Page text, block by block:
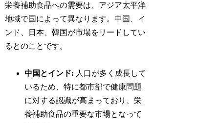
栄養補助食品への需要は、アジア太平洋
地域で国によって異なります。中国、イ
ンド、日本、韓国が市場をリードしてい
るとのことです。
中国とインド: 人口が多く成長して
いるため、特に都市部で健康問題
に対する認識が高まっており、栄
養補助食品の重要な市場となって